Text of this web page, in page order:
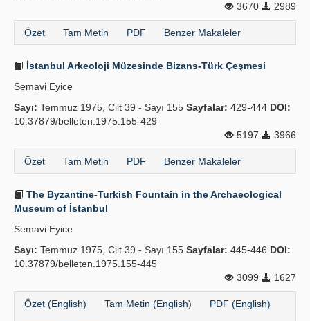
3670
2989
Özet Tam Metin PDF Benzer Makaleler
İstanbul Arkeoloji Müzesinde Bizans-Türk Çeşmesi
Semavi Eyice
Sayı: Temmuz 1975, Cilt 39 - Sayı 155 Sayfalar: 429-444 DOI:
10.37879/belleten.1975.155-429
5197
3966
Özet Tam Metin PDF Benzer Makaleler
The Byzantine-Turkish Fountain in the Archaeological
Museum of İstanbul
Semavi Eyice
Sayı: Temmuz 1975, Cilt 39 - Sayı 155 Sayfalar: 445-446 DOI:
10.37879/belleten.1975.155-445
3099
1627
Özet (English) Tam Metin (English) PDF (English)